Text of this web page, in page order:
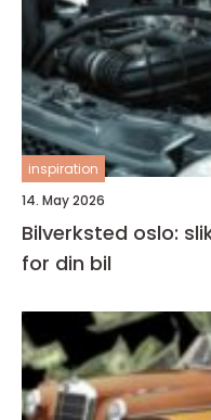
inspiration
14. May 2026
Bilverksted oslo:
for din bil